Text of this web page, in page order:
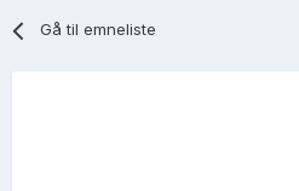
Gå til emneliste